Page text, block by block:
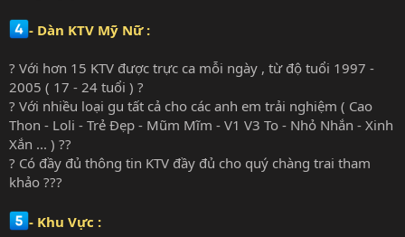
- Dàn KTV Mỹ Nữ :
? Với hơn 15 KTV được trực ca mỗi ngày , từ độ tuổi 1997 -
2005 ( 17 - 24 tuổi ) ?
? Với nhiều loại gu tất cả cho các anh em trải nghiệm ( Cao
Thon - Loli - Trẻ Đẹp - Mũm Mĩm - V1 V3 To - Nhỏ Nhắn - Xinh
Xắn ... ) ??
? Có đầy đủ thông tin KTV đầy đủ cho quý chàng trai tham
khảo ???
- Khu Vực :